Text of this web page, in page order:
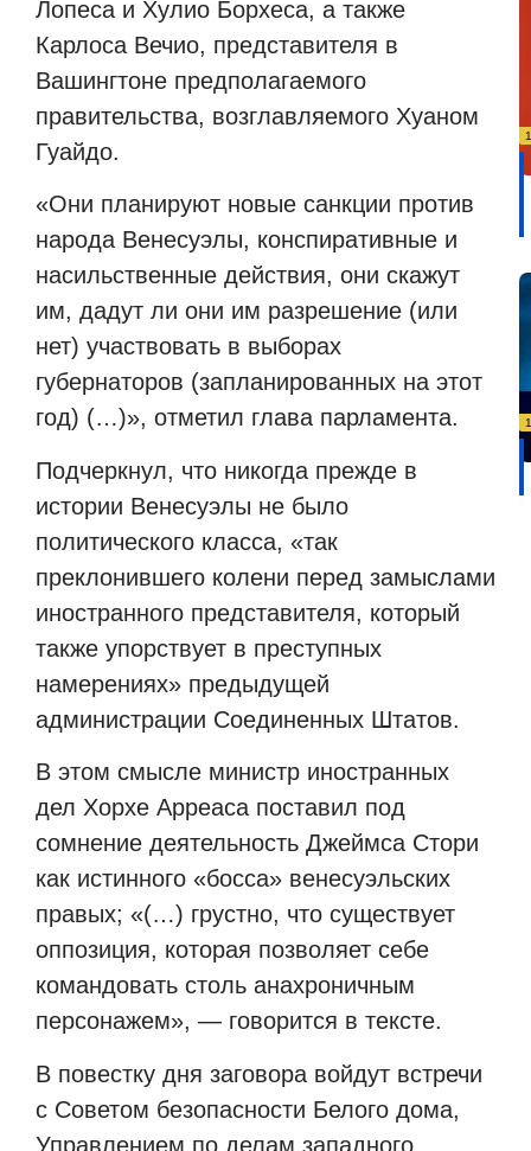
Лопеса и Хулио Борхеса, а также
Карлоса Вечио, представителя в
Вашингтоне предполагаемого
правительства, возглавляемого Хуаном
Гуайдо.
«Они планируют новые санкции против
народа Венесуэлы, конспиративные и
насильственные действия, они скажут
им, дадут ли они им разрешение (или
нет) участвовать в выборах
губернаторов (запланированных на этот
год) (…)», отметил глава парламента.
Подчеркнул, что никогда прежде в
истории Венесуэлы не было
политического класса, «так
преклонившего колени перед замыслами
иностранного представителя, который
также упорствует в преступных
намерениях» предыдущей
администрации Соединенных Штатов.
В этом смысле министр иностранных
дел Хорхе Арреаса поставил под
сомнение деятельность Джеймса Стори
как истинного «босса» венесуэльских
правых; «(…) грустно, что существует
оппозиция, которая позволяет себе
командовать столь анахроничным
персонажем», — говорится в тексте.
В повестку дня заговора войдут встречи
с Советом безопасности Белого дома,
Управлением по делам западного